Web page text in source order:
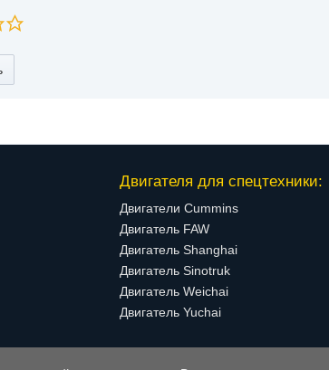
Двигателя для спецтехники:
Двигатели Cummins
Двигатель FAW
Двигатель Shanghai
Двигатель Sinotruk
Двигатель Weichai
Двигатель Yuchai